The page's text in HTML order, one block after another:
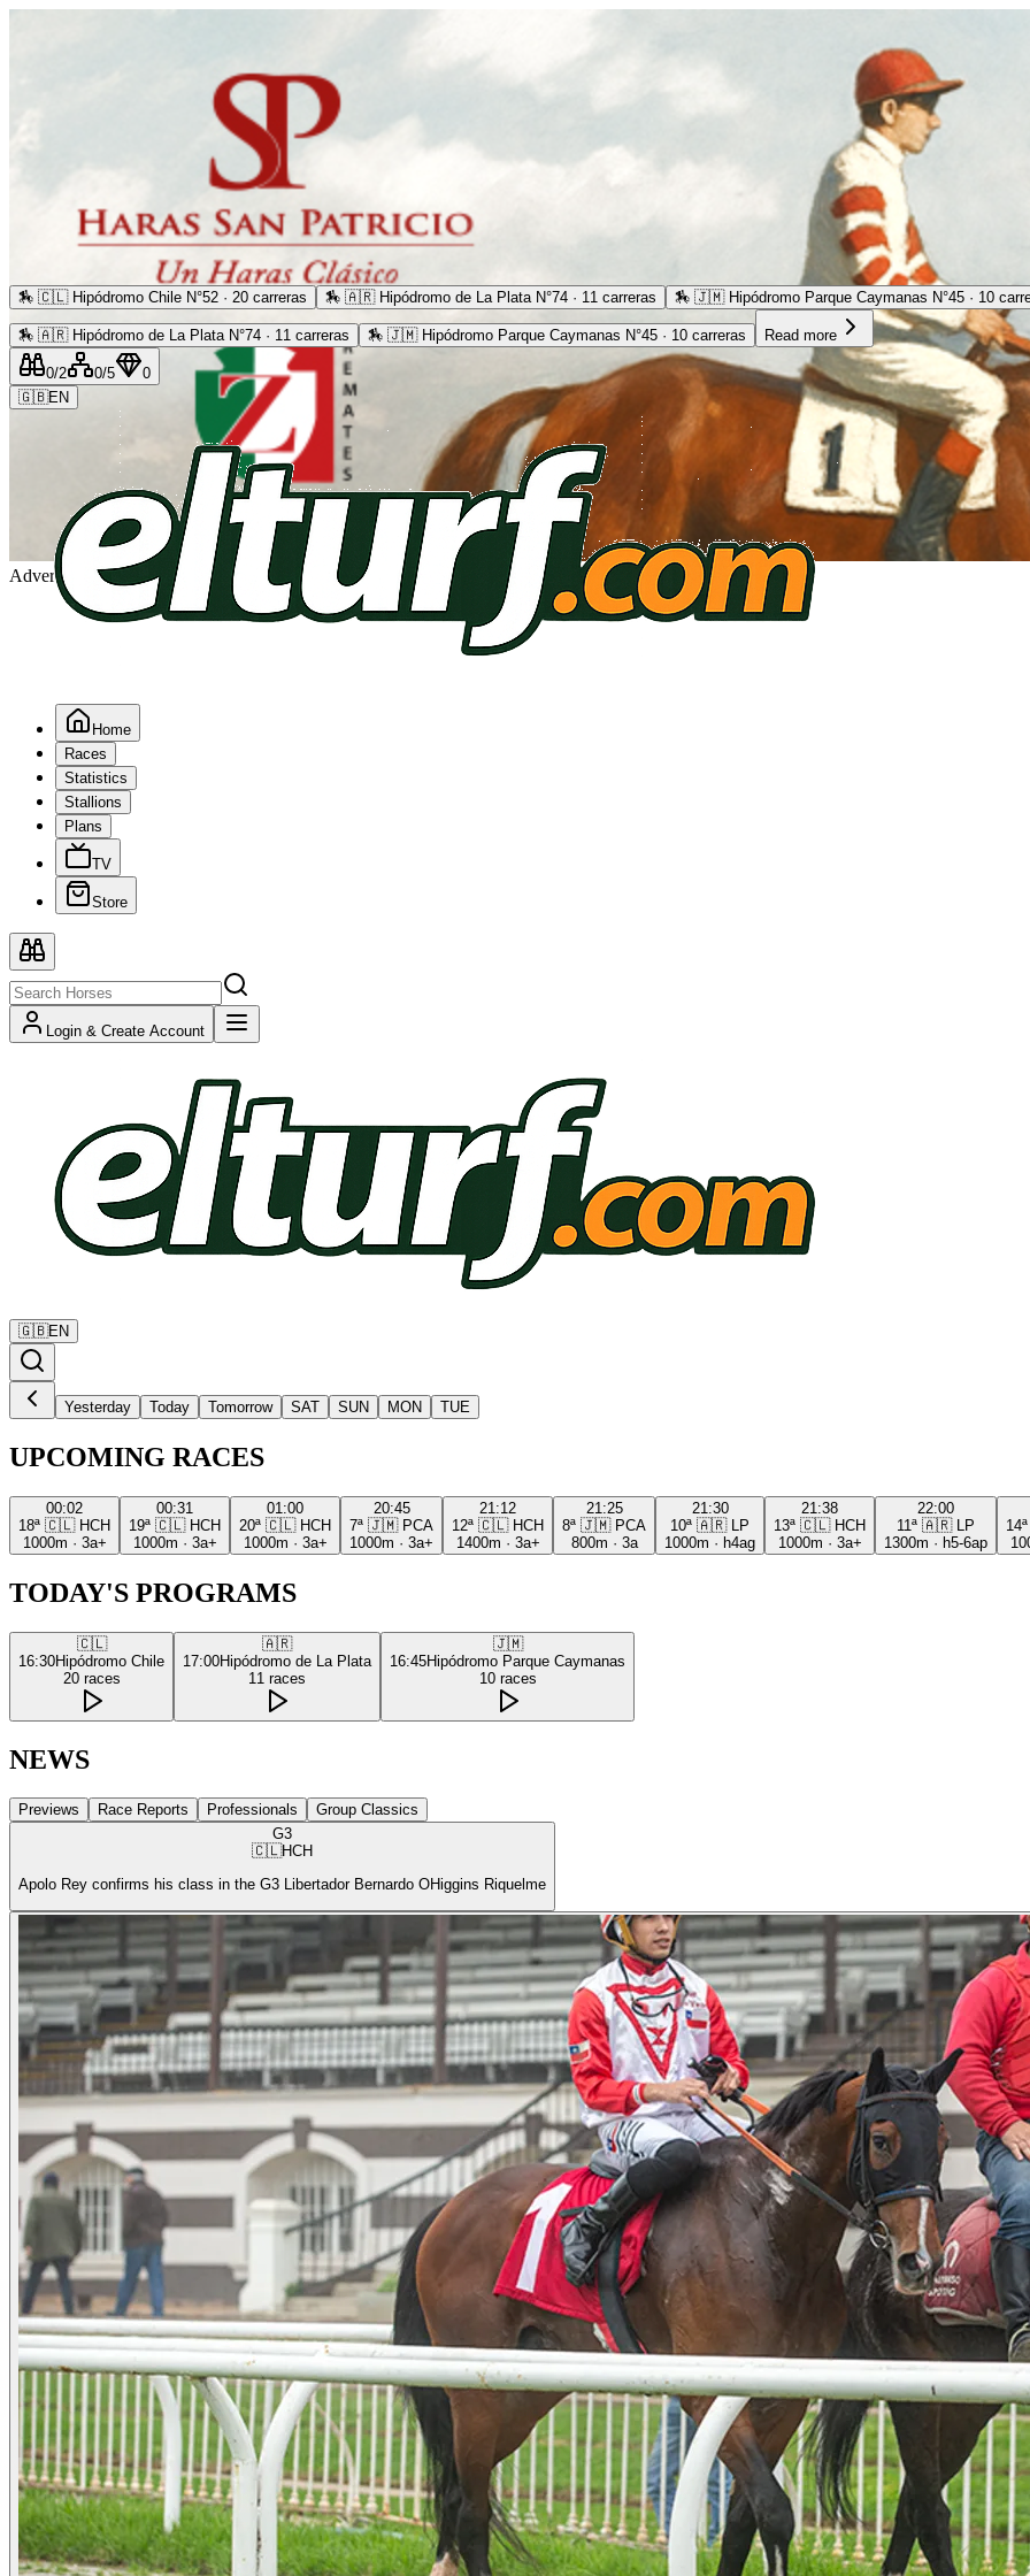
Advertising
🏇 🇨🇱 Hipódromo Chile N°52 · 20 carreras 🏇 🇦🇷 Hipódromo de La Plata N°74 · 11 carreras 🏇 🇯🇲 Hipódromo Parque Caymanas N°45 · 10
🏇 🇦🇷 Hipódromo de La Plata N°74 · 11 carreras 🏇 🇯🇲 Hipódromo Parque Caymanas N°45 · 10 carreras Read more
0/2 0/5
0
🇬🇧EN
Home
Races
Statistics
Stallions
Plans
TV
Store
Login & Create Account
🇬🇧EN
Yesterday Today Tomorrow SAT SUN MON TUE
UPCOMING RACES
00:02
18ª 🇨🇱 HCH
1000m · 3a+
00:31
19ª 🇨🇱 HCH
1000m · 3a+
01:00
20ª 🇨🇱 HCH
1000m · 3a+
20:45
7ª 🇯🇲 PCA
1000m · 3a+
21:12
12ª 🇨🇱 HCH
1400m · 3a+
21:25
8ª 🇯🇲 PCA
800m · 3a
21:30
10ª 🇦🇷
LP
1000m · h4ag
21:38
13ª 🇨🇱 HCH
1000m · 3a+
22:00
11ª 🇦🇷
LP
1300m · h5-6ap
14ª
TODAY'S PROGRAMS
🇨🇱
16:30Hipódromo Chile
20 races
🇦🇷
17:00Hipódromo de La Plata
11 races
🇯🇲
16:45Hipódromo Parque Caymanas
10 races
NEWS
Previews Race Reports Professionals
Group Classics
G3
🇨🇱HCH
Apolo Rey confirms his class in the G3 Libertador Bernardo OHiggins Riquelme